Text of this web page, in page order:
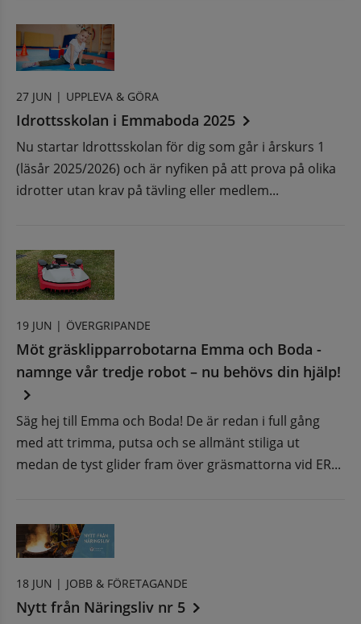
27 JUN | UPPLEVA & GÖRA
Idrottsskolan i Emmaboda 2025
Nu startar Idrottsskolan för dig som går i årskurs 1
(läsår 2025/2026) och är nyfiken på att prova på olika
idrotter utan krav på tävling eller medlem...
19 JUN | ÖVERGRIPANDE
Möt gräsklipparrobotarna Emma och Boda -
namnge vår tredje robot – nu behövs din hjälp!
Säg hej till Emma och Boda! De är redan i full gång
med att trimma, putsa och se allmänt stiliga ut
medan de tyst glider fram över gräsmattorna vid ER...
18 JUN | JOBB & FÖRETAGANDE
Nytt från Näringsliv nr 5